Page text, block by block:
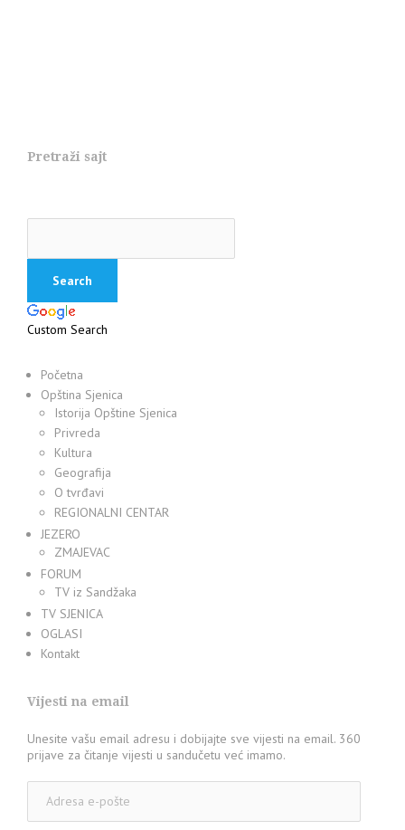
Pretraži sajt
Custom Search
Početna
Opština Sjenica
Istorija Opštine Sjenica
Privreda
Kultura
Geografija
O tvrđavi
REGIONALNI CENTAR
JEZERO
ZMAJEVAC
FORUM
TV iz Sandžaka
TV SJENICA
OGLASI
Kontakt
Vijesti na email
Unesite vašu email adresu i dobijajte sve vijesti na email. 360
prijave za čitanje vijesti u sandučetu već imamo.
pošte